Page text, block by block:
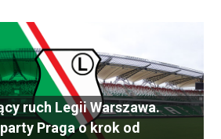
ruch Legii Warszawa.
Praga o krok od